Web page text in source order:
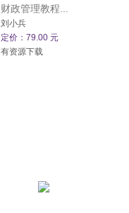
财政管理教程...
刘小兵
定价：79.00 元
有资源下载